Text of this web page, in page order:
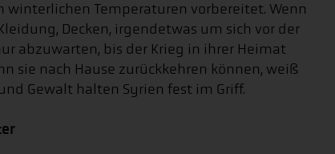
Temperaturen vorbereitet. Wenn
Decken, irgendetwas um sich vor der
abzuwarten, bis der Krieg in ihrer Heimat
sie nach Hause zurückkehren können, weiß
Gewalt halten Syrien fest im Griff.